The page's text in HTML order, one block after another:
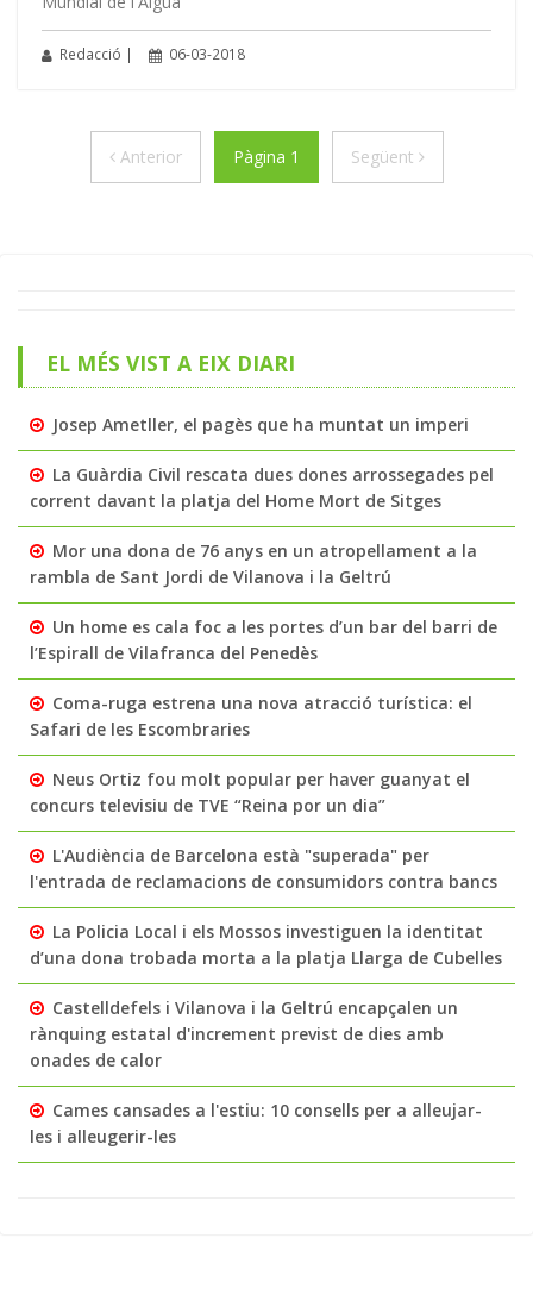
Redacció | 06-03-2018
AnteriorAnteriorPàgina 1 Següent Següent
EL MÉS VIST A EIX DIARI
Josep Ametller, el pagès que ha muntat un imperi
La Guàrdia Civil rescata dues dones arrossegades pel
corrent davant la platja del Home Mort de Sitges
Mor una dona de 76 anys en un atropellament a la
rambla de Sant Jordi de Vilanova i la Geltrú
Un home es cala foc a les portes d’un bar del barri de
l’Espirall de Vilafranca del Penedès
Coma-ruga estrena una nova atracció turística: el
Safari de les Escombraries
Neus Ortiz fou molt popular per haver guanyat el
concurs televisiu de TVE “Reina por un dia”
L'Audiència de Barcelona està "superada" per
l'entrada de reclamacions de consumidors contra bancs
La Policia Local i els Mossos investiguen la identitat
d’una dona trobada morta a la platja Llarga de Cubelles
Castelldefels i Vilanova i la Geltrú encapçalen un
rànquing estatal d'increment previst de dies amb
onades de calor
Cames cansades a l'estiu: 10 consells per a alleujar-
les i alleugerir-les